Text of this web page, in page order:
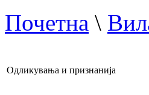
Почетна \
Одликувања и признанија